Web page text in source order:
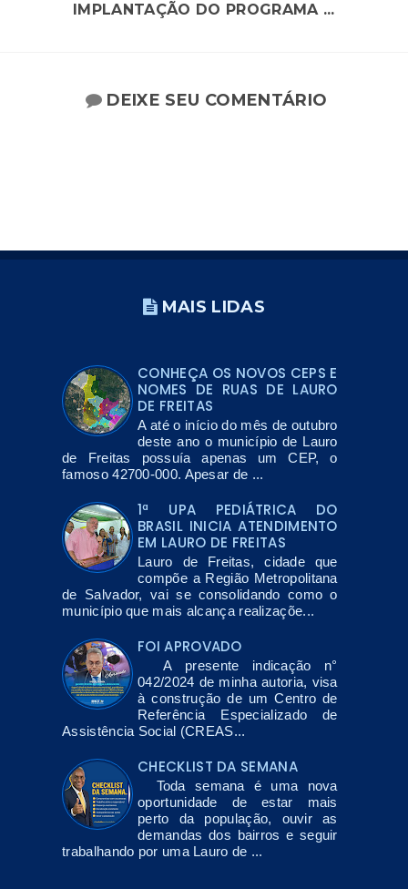
IMPLANTAÇÃO DO PROGRAMA ...
DEIXE SEU COMENTÁRIO
MAIS LIDAS
CONHEÇA OS NOVOS CEPS E
NOMES DE RUAS DE LAURO
DE FREITAS
A até o início do mês de outubro
deste ano o município de Lauro
de Freitas possuía apenas um CEP, o
famoso 42700-000. Apesar de ...
1ª UPA PEDIÁTRICA DO
BRASIL INICIA ATENDIMENTO
EM LAURO DE FREITAS
Lauro de Freitas, cidade que
compõe a Região Metropolitana
de Salvador, vai se consolidando como o
município que mais alcança realizaçõe...
FOI APROVADO
A presente indicação n°
042/2024 de minha autoria, visa
à construção de um Centro de
Referência Especializado de
Assistência Social (CREAS...
CHECKLIST DA SEMANA
Toda semana é uma nova
oportunidade de estar mais
perto da população, ouvir as
demandas dos bairros e seguir
trabalhando por uma Lauro de ...